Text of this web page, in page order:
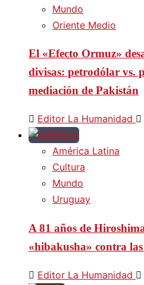
Mundo
Oriente Medio
El «Efecto Ormuz»
divisas: petrodólar vs.
mediación de Pakistán
Editor La Humanidad
América Latina
Cultura
Mundo
Uruguay
A 81 años de
«hibakusha» contra
Editor La Humanidad